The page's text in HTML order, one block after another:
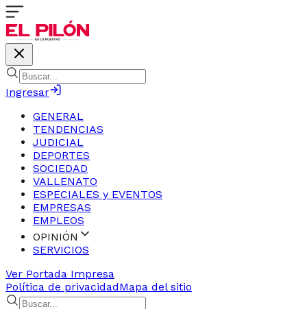
Ingresar
GENERAL
TENDENCIAS
JUDICIAL
DEPORTES
SOCIEDAD
VALLENATO
ESPECIALES y EVENTOS
EMPRESAS
EMPLEOS
OPINIÓN
SERVICIOS
Ver Portada Impresa
Política de privacidadMapa del sitio